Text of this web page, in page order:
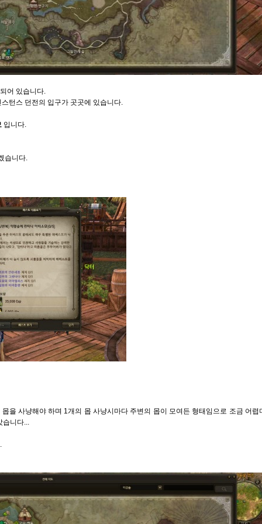
어 있습니다.
턴스 던전의 입구가 곳곳에 있습니다.
입니다.
습니다.
을 사냥해야 하며 1개의 몹 사냥시마다 주변의 몹이 모여든 형태임으로 조금 어렵
습니다...